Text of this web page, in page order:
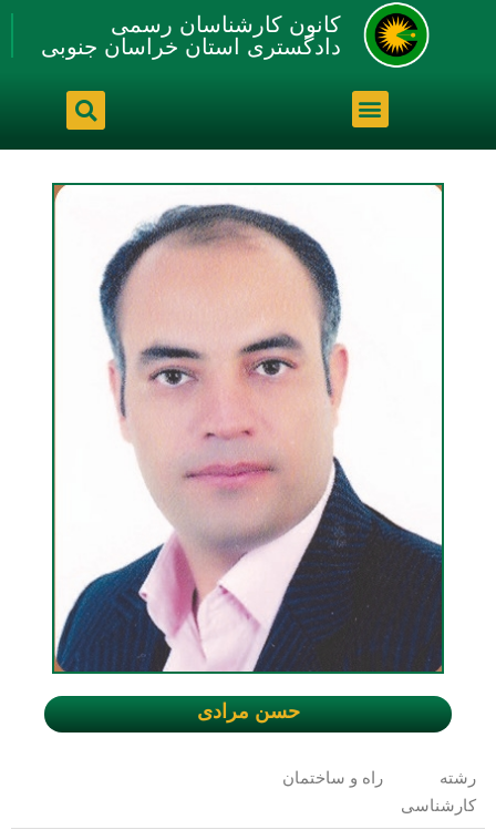
کانون کارشناسان رسمی
دادگستری استان خراسان جنوبی
حسن مرادی
رشته
کارشناسی
راه و ساختمان